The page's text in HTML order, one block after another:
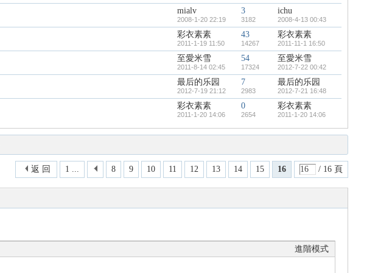
mialv
2008-1-20 22:19
3
3182
ichu
2008-4-13 00:43
彩衣素素
2011-1-19 11:50
43
14267
彩衣素素
2011-11-1 16:50
至愛米雪
2011-8-14 02:45
54
17324
至愛米雪
2012-7-22 00:42
最后的乐园
2012-7-19 21:12
7
2983
最后的乐园
2012-7-21 16:48
彩衣素素
2011-1-20 14:06
0
2654
彩衣素素
2011-1-20 14:06
1 ... 8 9 10 11 12 13 14 15 16 / 16 頁
返 回
進階模式